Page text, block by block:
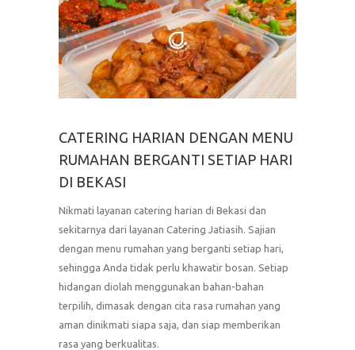
CATERING HARIAN DENGAN MENU
RUMAHAN BERGANTI SETIAP HARI
DI BEKASI
Nikmati layanan catering harian di Bekasi dan
sekitarnya dari layanan Catering Jatiasih. Sajian
dengan menu rumahan yang berganti setiap hari,
sehingga Anda tidak perlu khawatir bosan. Setiap
hidangan diolah menggunakan bahan-bahan
terpilih, dimasak dengan cita rasa rumahan yang
aman dinikmati siapa saja, dan siap memberikan
rasa yang berkualitas.